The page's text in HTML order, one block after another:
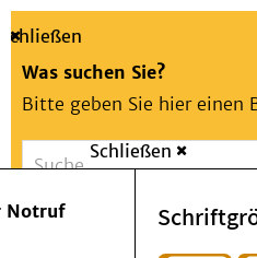
Suche
Schließen
Was suchen Sie?
Bitte geben Sie hier einen
Suchen
Notfall
Schließen
Notruf
Menü